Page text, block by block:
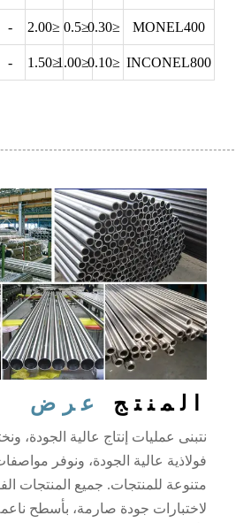
MONEL400
≤0.30
≤0.5
≤2.00
-
INCONEL800
≤0.10
≤1.00
≤1.50
-
المنتج عرض
نتبنى عمليات إنتاج عالية الجودة،
فولاذية عالية الجودة، ونوفر
متنوعة للمنتجات. جميع المنتجات
لاختبارات جودة صارمة، بأسطح